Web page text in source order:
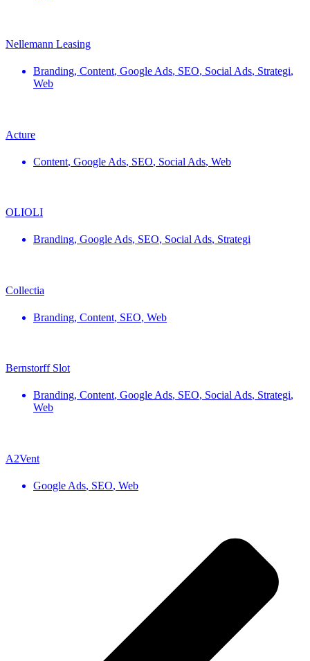
Nellemann Leasing
Branding, Content, Google Ads, SEO, Social Ads, Strategi,
Web
Acture
Content, Google Ads, SEO, Social Ads, Web
OLIOLI
Branding, Google Ads, SEO, Social Ads, Strategi
Collectia
Branding, Content, SEO, Web
Bernstorff Slot
Branding, Content, Google Ads, SEO, Social Ads, Strategi,
Web
A2Vent
Google Ads, SEO, Web